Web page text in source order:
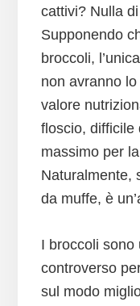
cattivi? Nulla
Supponendo
broccoli,
non avranno
valore
floscio, difficile
massimo per
Naturalmente,
da muffe, è
I broccoli sono
controverso
sul modo